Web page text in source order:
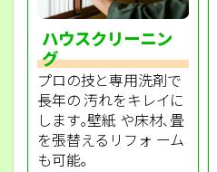
ハウスクリーニン
グ
プロの技と専用洗剤で
長年の 汚れをキレイに
します｡壁紙 や床材､畳
を張替えるリフォ ーム
も可能｡